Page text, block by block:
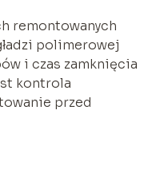
remontowanych
polimerowej
i czas zamknięcia
kontrola
przed